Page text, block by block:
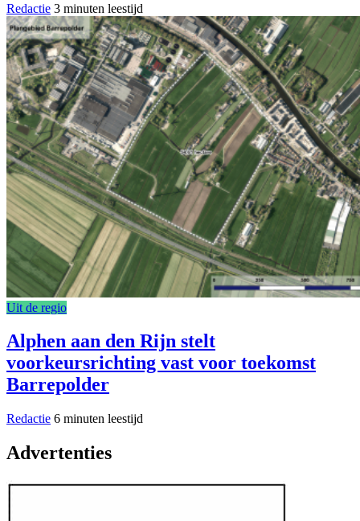
Redactie 3 minuten leestijd
Uit de regio
Alphen aan den Rijn stelt
voorkeursrichting vast voor toekomst
Barrepolder
Redactie 6 minuten leestijd
Advertenties